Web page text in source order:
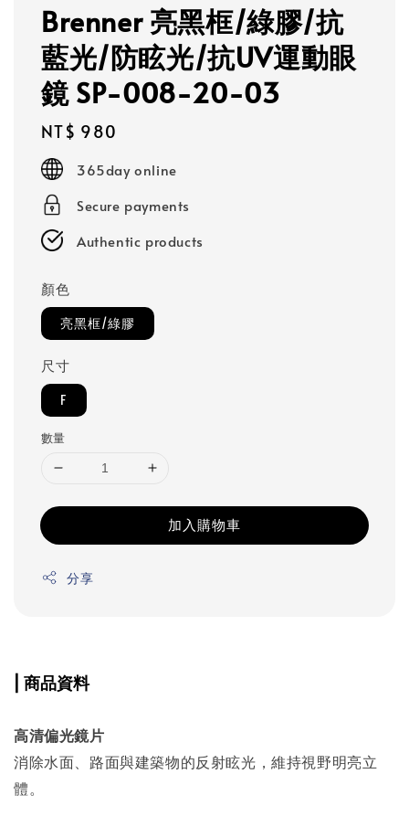
Brenner 亮黑框/綠膠/抗
藍光/防眩光/抗UV運動眼
鏡 SP-008-20-03
Regular
price
NT$ 980
365day online
Secure payments
Authentic products
顏色
亮黑框/綠膠
尺寸
F
數量
加入購物車
分享
| 商品資料
高清偏光鏡片
消除水面、路面與建築物的反射眩光，維持視野明亮立
體。